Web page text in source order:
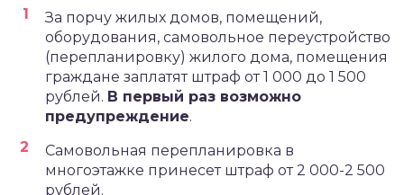
За порчу жилых домов, помещений,
оборудования, самовольное переустройство
(перепланировку) жилого дома, помещения
граждане заплатят штраф от 1 000 до 1 500
рублей. В первый раз возможно
предупреждение.
Самовольная перепланировка в
многоэтажке принесет штраф от 2 000-2 500
рублей.